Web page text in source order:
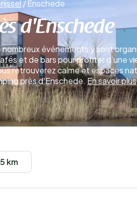
/Enschede
d'Enschede
événements y sont
et de bars pour profiter d’une
retrouverez calme et espaces
près d’Enschede. En savoir plus
km